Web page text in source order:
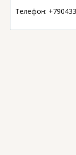
Телефон: